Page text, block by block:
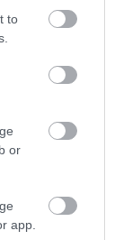
to
or
app.